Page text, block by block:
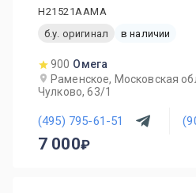
H21521AAMA
б.у. оригинал
в наличии
900 Омега
Раменское, Московская
Чулково, 63/1
(495) 795-61-51
7 000